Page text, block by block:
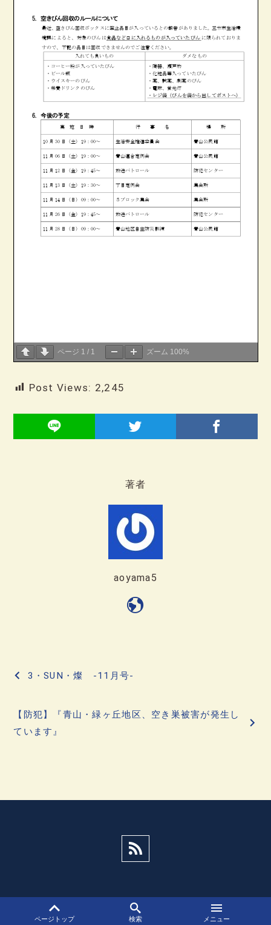
ページ 1 / 1 ズーム 100%
Post Views: 2,245
著者
aoyama5
投
ナ
3・SUN・燦 -11月号-
【防犯】『青山・緑ヶ丘地区、空き巣被害が発生し
ています』
ページトップ 検索 メニュー